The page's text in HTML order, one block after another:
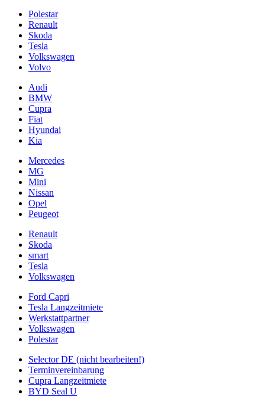
Polestar
Renault
Skoda
Tesla
Volkswagen
Volvo
Audi
BMW
Cupra
Fiat
Hyundai
Kia
Mercedes
MG
Mini
Nissan
Opel
Peugeot
Renault
Skoda
smart
Tesla
Volkswagen
Ford Capri
Tesla Langzeitmiete
Werkstattpartner
Volkswagen
Polestar
Selector DE (nicht bearbeiten!)
Terminvereinbarung
Cupra Langzeitmiete
BYD Seal U